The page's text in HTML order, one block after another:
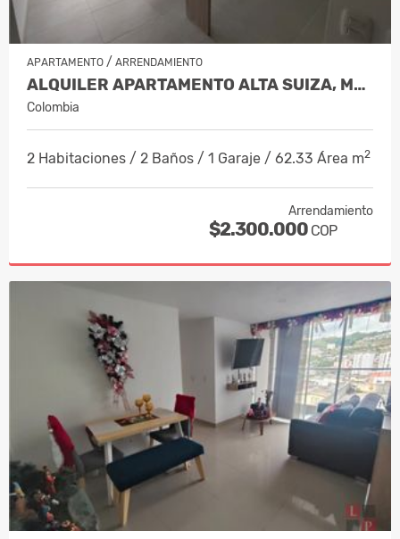
APARTAMENTO / ARRENDAMIENTO
ALQUILER APARTAMENTO ALTA SUIZA, MANI…
Colombia
2 Habitaciones / 2 Baños / 1 Garaje / 62.33 Área m2
Arrendamiento
$2.300.000 COP